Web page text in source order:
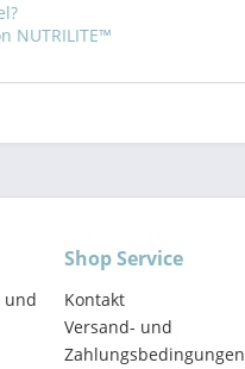
NUTRILITE™
und
Shop Service
Kontakt
Versand- und
Zahlungsbedingungen